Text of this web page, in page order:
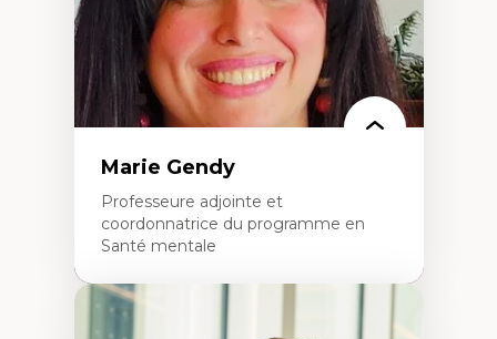
Marie Gendy
Professeure adjointe et
coordonnatrice du programme en
Santé mentale
Expertises